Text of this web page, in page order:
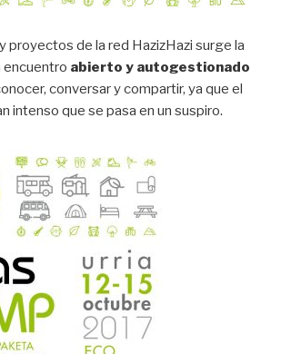
proyectos de la red HazizHazi surge la
encuentro abierto y autogestionado
conversar y compartir, ya que el
intenso que se pasa en un suspiro.